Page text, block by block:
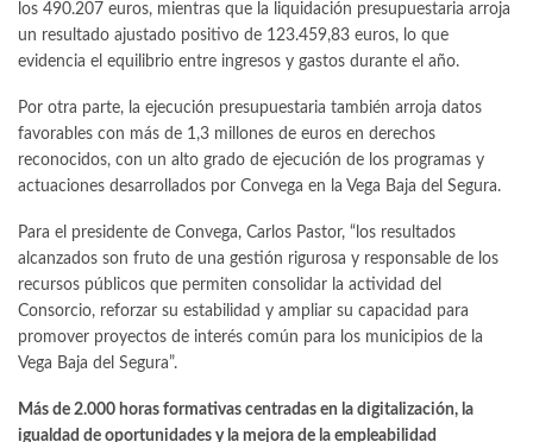
los 490.207 euros, mientras que la liquidación presupuestaria arroja
un resultado ajustado positivo de 123.459,83 euros, lo que
evidencia el equilibrio entre ingresos y gastos durante el año.
Por otra parte, la ejecución presupuestaria también arroja datos
favorables con más de 1,3 millones de euros en derechos
reconocidos, con un alto grado de ejecución de los programas y
actuaciones desarrollados por Convega en la Vega Baja del Segura.
Para el presidente de Convega, Carlos Pastor, “los resultados
alcanzados son fruto de una gestión rigurosa y responsable de los
recursos públicos que permiten consolidar la actividad del
Consorcio, reforzar su estabilidad y ampliar su capacidad para
promover proyectos de interés común para los municipios de la
Vega Baja del Segura”.
Más de 2.000 horas formativas centradas en la digitalización, la
igualdad de oportunidades y la mejora de la empleabilidad